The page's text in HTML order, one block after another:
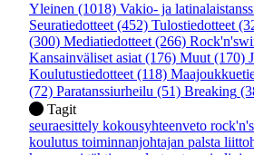
Yleinen (1018) Vakio- ja
Seuratiedotteet (452) Tulostiedotteet
(300) Mediatiedotteet (266)
Kansainväliset asiat (176) Muut (170)
Koulutustiedotteet (118)
(72) Paratanssiurheilu (51) Breaking
Tagit
seuraesittely kokousyhteenveto
koulutus toiminnanjohtajan palsta